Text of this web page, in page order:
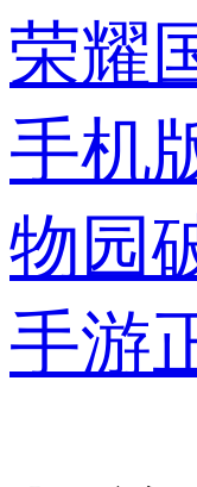
荣耀
手机
物园
手游